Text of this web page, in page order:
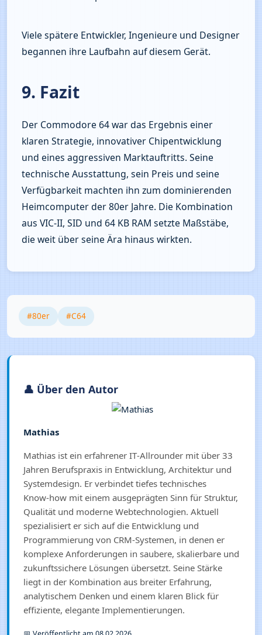
Viele spätere Entwickler, Ingenieure und Designer
begannen ihre Laufbahn auf diesem Gerät.
9. Fazit
Der Commodore 64 war das Ergebnis einer
klaren Strategie, innovativer Chipentwicklung
und eines aggressiven Marktauftritts. Seine
technische Ausstattung, sein Preis und seine
Verfügbarkeit machten ihn zum dominierenden
Heimcomputer der 80er Jahre. Die Kombination
aus VIC‑II, SID und 64 KB RAM setzte Maßstäbe,
die weit über seine Ära hinaus wirkten.
#80er #C64
👤 Über den Autor
Mathias
Mathias ist ein erfahrener IT‑Allrounder mit über 33
Jahren Berufspraxis in Entwicklung, Architektur und
Systemdesign. Er verbindet tiefes technisches
Know‑how mit einem ausgeprägten Sinn für Struktur,
Qualität und moderne Webtechnologien. Aktuell
spezialisiert er sich auf die Entwicklung und
Programmierung von CRM‑Systemen, in denen er
komplexe Anforderungen in saubere, skalierbare und
zukunftssichere Lösungen übersetzt. Seine Stärke
liegt in der Kombination aus breiter Erfahrung,
analytischem Denken und einem klaren Blick für
effiziente, elegante Implementierungen.